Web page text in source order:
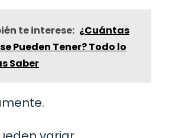
te interese: ¿Cuántas
Pueden Tener? Todo lo
Saber